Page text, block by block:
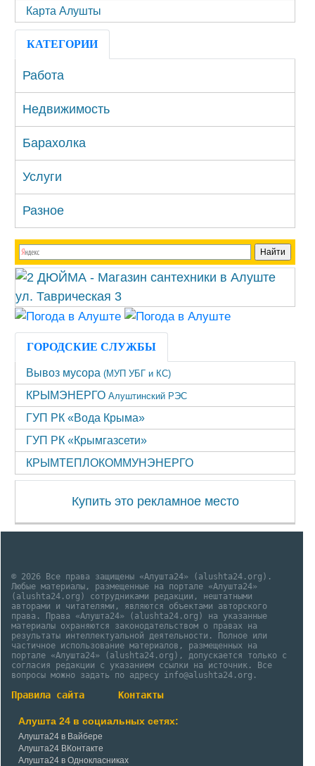
Карта Алушты
КАТЕГОРИИ
Работа
Недвижимость
Барахолка
Услуги
Разное
ГОРОДСКИЕ СЛУЖБЫ
Вывоз мусора (МУП УБГ и КС)
КРЫМЭНЕРГО Алуштинский РЭС
ГУП РК «Вода Крыма»
ГУП РК «Крымгазсети»
КРЫМТЕПЛОКОММУНЭНЕРГО
Купить это рекламное место
© 2026 Все права защищены «Алушта24» (alushta24.org).
Любые материалы, размещенные на портале «Алушта24»
(alushta24.org) сотрудниками редакции, нештатными
авторами и читателями, являются объектами авторского
права. Права «Алушта24» (alushta24.org) на указанные
материалы охраняются законодательством о правах на
результаты интеллектуальной деятельности. Полное или
частичное использование материалов, размещенных на
портале «Алушта24» (alushta24.org), допускается только с
согласия редакции с указанием ссылки на источник. Все
вопросы можно задать по адресу info@alushta24.org.
Правила сайта Контакты
Алушта 24 в социальных сетях:
Алушта24 в Вайбере
Алушта24 ВКонтакте
Алушта24 в Однокласниках